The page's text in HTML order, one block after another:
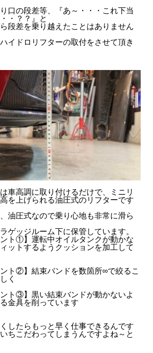
口の段差等、『あ～・・・これ下当
・？？』と
段差を乗り越えたことはありません
イドロリフターの取付をさせて頂き
車高調に取り付けるだけで、ミニリ
を上げられる油圧式のリフターです
油圧式なので乗り心地も非常に滑ら
ゲッジルーム下に保管しています。
ント①】運転中オイルタンクが動かな
ットするようクッションを加工して
ント②】結束バンドを数箇所∞で絞るこ
く
ント③】黒い結束バンドが動かないよ
金具を削っています
くしたらもっと早く仕事できるんです
ちこだわってしまうんですよね～と